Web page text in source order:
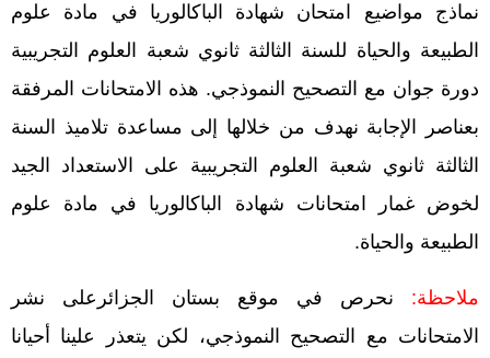
نماذج مواضيع امتحان شهادة الباكالوريا في مادة علوم
الطبيعة والحياة للسنة الثالثة ثانوي شعبة العلوم التجريبية
دورة جوان مع التصحيح النموذجي. هذه الامتحانات المرفقة
بعناصر الإجابة نهدف من خلالها إلى مساعدة تلاميذ السنة
الثالثة ثانوي شعبة العلوم التجريبية على الاستعداد الجيد
لخوض غمار امتحانات شهادة الباكالوريا في مادة علوم
الطبيعة والحياة.
ملاحظة:نحرص في موقع بستان الجزائرعلى نشر
الامتحانات مع التصحيح النموذجي، لكن يتعذر علينا أحيانا